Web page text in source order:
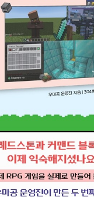
리는 개발자라고 불렀
’와 ‘개발자’를 위한 책
이너, 건축가, 프로그래
니다. 물론 마인크래프
많지만, 그보다 중요한
니다. 우리 인간이 본래
몰두하고, 무엇인가를
질적입니다. 마인크래
있을 뿐만 아니라 자아
합니다.
자 다를 것입니다. 마